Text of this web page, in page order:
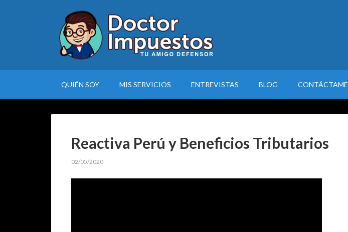
QUIÉN SOY MIS SERVICIOS ENTREVISTAS BLOG CONTÁCTAME
Reactiva Perú y Beneficios Tributarios
02/05/2020